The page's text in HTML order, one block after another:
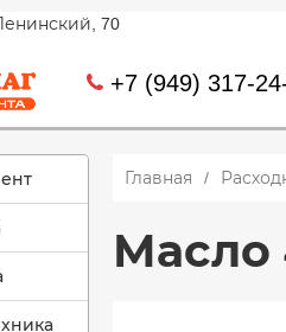
70
+7 (949) 317-
Главная
Масло